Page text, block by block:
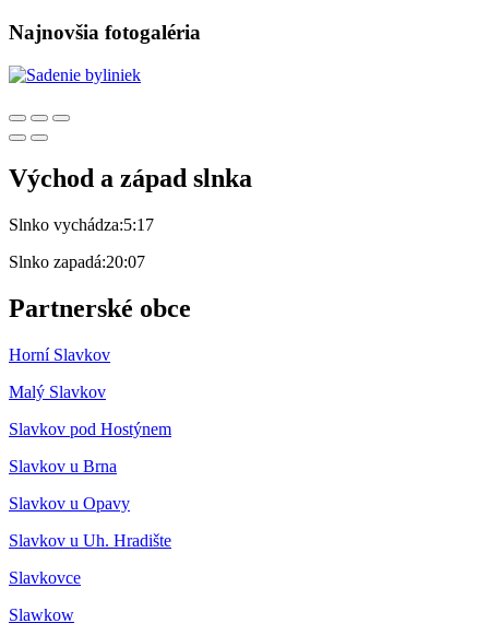
Najnovšia fotogaléria
Východ a západ slnka
Slnko vychádza:5:17
Slnko zapadá:20:07
Partnerské obce
Horní Slavkov
Malý Slavkov
Slavkov pod Hostýnem
Slavkov u Brna
Slavkov u Opavy
Slavkov u Uh. Hradište
Slavkovce
Slawkow